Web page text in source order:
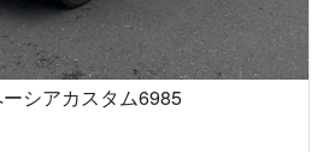
シアカスタム6985